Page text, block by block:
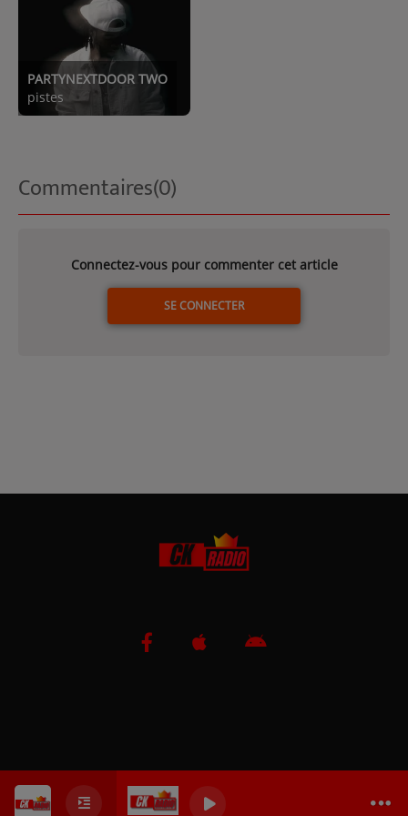
0
PARTYNEXTDOOR TWO
pistes
Commentaires(0)
Connectez-vous pour commenter cet article
SE CONNECTER